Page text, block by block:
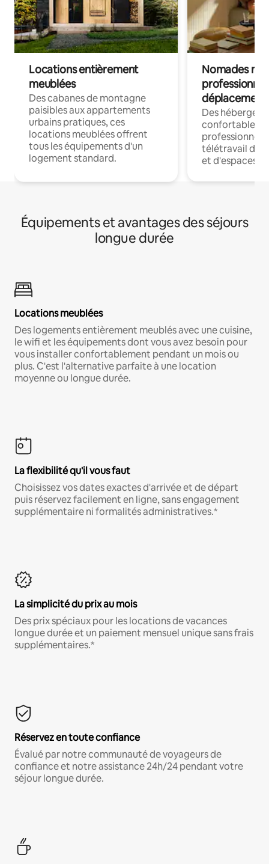
Locations entièrement
meublées
Des cabanes de montagne
paisibles aux appartements
urbains pratiques, ces
locations meublées offrent
tous les équipements d'un
logement standard.
Nomades
déplacement
Des
confortables
professionnels
télétravail
et d'espaces
Équipements et avantages des séjours
longue durée
Locations meublées
Des logements entièrement meublés avec une cuisine,
le wifi et les équipements dont vous avez besoin pour
vous installer confortablement pendant un mois ou
plus. C'est l'alternative parfaite à une location
moyenne ou longue durée.
La flexibilité qu'il vous faut
Choisissez vos dates exactes d'arrivée et de départ
puis réservez facilement en ligne, sans engagement
supplémentaire ni formalités administratives.*
La simplicité du prix au mois
Des prix spéciaux pour les locations de vacances
longue durée et un paiement mensuel unique sans frais
supplémentaires.*
Réservez en toute confiance
Évalué par notre communauté de voyageurs de
confiance et notre assistance 24h/24 pendant votre
séjour longue durée.